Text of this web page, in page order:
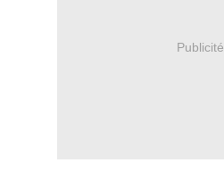
Publicité